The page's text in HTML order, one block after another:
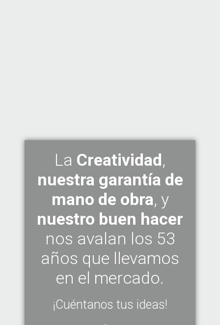
La Creatividad,
nuestra garantía de
mano de obra, y
nuestro buen hacer
nos avalan los 53
años que llevamos
en el mercado.
¡Cuéntanos tus ideas!